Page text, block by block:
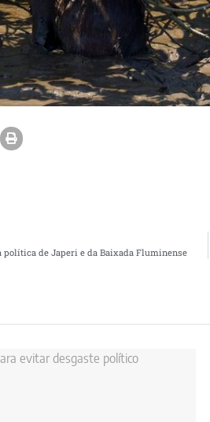
de Japeri e da Baixada Fluminense